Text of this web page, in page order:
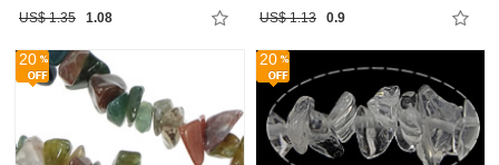
US$ 1.35 1.08 US$ 1.13 0.9
20 20